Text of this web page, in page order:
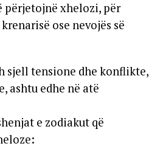
përjetojnë xhelozi, për
ose nevojës së
sjell tensione dhe konflikte,
ashtu edhe në atë
e zodiakut që